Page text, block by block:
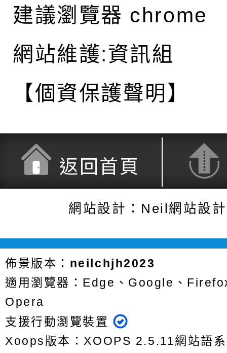
建議瀏覽器 chrome
網站維護:資訊組
【個資保護聲明】
返回首頁
網站設計：Neil網站設
佈景版本： neilchjh2023
適用瀏覽器：Edge、Google、
Opera
支援行動瀏覽裝置
Xoops版本：XOOPS 2.5.11網站語